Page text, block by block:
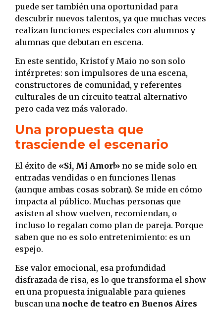
puede ser también una oportunidad para
descubrir nuevos talentos, ya que muchas veces
realizan funciones especiales con alumnos y
alumnas que debutan en escena.
En este sentido, Kristof y Maio no son solo
intérpretes: son impulsores de una escena,
constructores de comunidad, y referentes
culturales de un circuito teatral alternativo
pero cada vez más valorado.
Una propuesta que
trasciende el escenario
El éxito de «Si, Mi Amor!» no se mide solo en
entradas vendidas o en funciones llenas
(aunque ambas cosas sobran). Se mide en cómo
impacta al público. Muchas personas que
asisten al show vuelven, recomiendan, o
incluso lo regalan como plan de pareja. Porque
saben que no es solo entretenimiento: es un
espejo.
Ese valor emocional, esa profundidad
disfrazada de risa, es lo que transforma el show
en una propuesta inigualable para quienes
buscan una noche de teatro en Buenos Aires